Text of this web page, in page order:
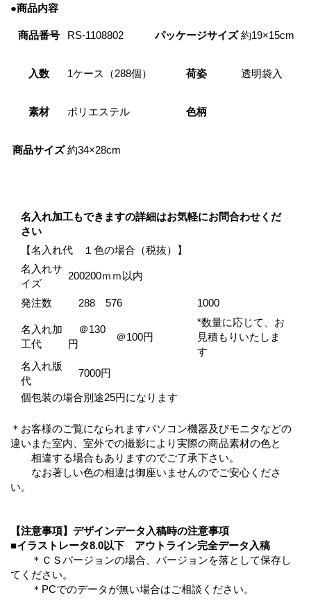
●商品内容
商品番号 RS-1108802 パッケージサイズ 約19×15cm
入数 1ケース（288個） 荷姿 透明袋入
素材 ポリエステル 色柄
商品サイズ 約34×28cm
名入れ加工もできますの詳細はお気軽にお問合わせくだ
さい
【名入れ代 １色の場合（税抜）】
名入れサ
イズ
200200ｍｍ以内
発注数 288 576 1000
名入れ加
工代
＠130
円
＠100円
*数量に応じて、お
見積もりいたしま
す
名入れ版
代
7000円
個包装の場合別途25円になります
＊お客様のご覧になられますパソコン機器及びモニタなどの
違いまた室内、室外での撮影により実際の商品素材の色と
相違する場合もありますのでご了承下さい。
なお著しい色の相違は御座いませんのでご安心くださ
い。
【注意事項】デザインデータ入稿時の注意事項
■イラストレータ8.0以下 アウトライン完全データ入稿
＊ＣＳバージョンの場合、バージョンを落として保存し
てください。
＊PCでのデータが無い場合はご相談ください。